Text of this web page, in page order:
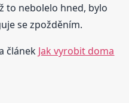
to nebolelo hned, bylo
se zpožděním.
článek Jak vyrobit doma